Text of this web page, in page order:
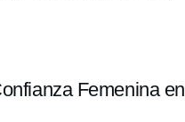
Femenina en